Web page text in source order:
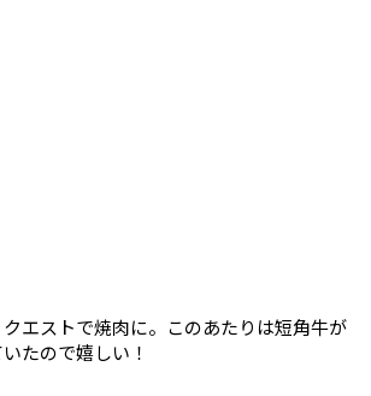
エストで焼肉に。このあたりは短角牛が
たので嬉しい！